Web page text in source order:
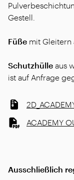
Gestell.
Füße mit Gleitern
Schutzhülle aus
ist auf Anfrage
ACADEMY
Ausschließlich